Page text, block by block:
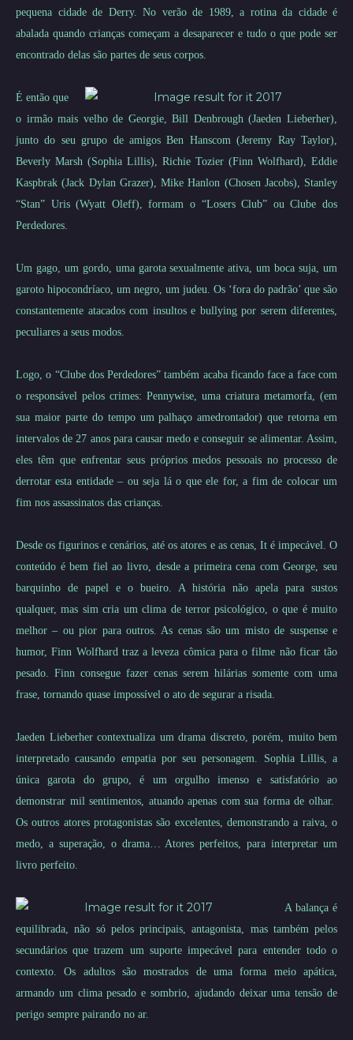
pequena cidade de Derry. No verão de 1989, a rotina da cidade é
abalada quando crianças começam a desaparecer e tudo o que pode ser
encontrado delas são partes de seus corpos.
É então que
o irmão mais velho de Georgie, Bill Denbrough (Jaeden Lieberher),
junto do seu grupo de amigos Ben Hanscom (Jeremy Ray Taylor),
Beverly Marsh (Sophia Lillis), Richie Tozier (Finn Wolfhard), Eddie
Kaspbrak (Jack Dylan Grazer), Mike Hanlon (Chosen Jacobs), Stanley
“Stan” Uris (Wyatt Oleff), formam o “Losers Club” ou Clube dos
Perdedores.
Um gago, um gordo, uma garota sexualmente ativa, um boca suja, um
garoto hipocondríaco, um negro, um judeu. Os ‘fora do padrão’ que são
constantemente atacados com insultos e bullying por serem diferentes,
peculiares a seus modos.
Logo, o “Clube dos Perdedores” também acaba ficando face a face com
o responsável pelos crimes: Pennywise, uma criatura metamorfa, (em
sua maior parte do tempo um palhaço amedrontador) que retorna em
intervalos de 27 anos para causar medo e conseguir se alimentar. Assim,
eles têm que enfrentar seus próprios medos pessoais no processo de
derrotar esta entidade – ou seja lá o que ele for, a fim de colocar um
fim nos assassinatos das crianças.
Desde os figurinos e cenários, até os atores e as cenas, It é impecável. O
conteúdo é bem fiel ao livro, desde a primeira cena com George, seu
barquinho de papel e o bueiro.A história não apela para sustos
qualquer, mas sim cria um clima de terror psicológico, o que é muito
melhor – ou pior para outros. As cenas são um misto de suspense e
humor, Finn Wolfhard traz a leveza cômica para o filme não ficar tão
pesado. Finn consegue fazer cenas serem hilárias somente com uma
frase, tornando quase impossível o ato de segurar a risada.
Jaeden Lieberher contextualiza um drama discreto, porém, muito bem
interpretado causando empatia por seu personagem. Sophia Lillis, a
única garota do grupo, é um orgulho imenso e satisfatório ao
demonstrar mil sentimentos, atuando apenas com sua forma de olhar.
Os outros atores protagonistas são excelentes, demonstrando a raiva, o
medo, a superação, o drama… Atores perfeitos, para interpretar um
livro perfeito.
A balança é
equilibrada, não só pelos principais, antagonista, mas também pelos
secundários que trazem um suporte impecável para entender todo o
contexto. Os adultos são mostrados de uma forma meio apática,
armando um clima pesado e sombrio, ajudando deixar uma tensão de
perigo sempre pairando no ar.